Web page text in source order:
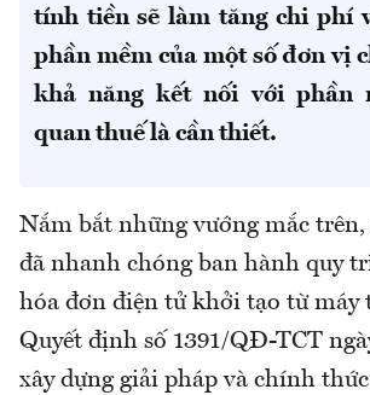
tính tiền sẽ làm tăng chi phí
phần mềm của một số đơn vị
khả năng kết nối với phần
quan thuế là cần thiết.
Nắm bắt những vướng mắc
đã nhanh chóng ban hành quy
hóa đơn điện tử khởi tạo từ máy
Quyết định số 1391/QĐ-TCT
xây dựng giải pháp và chính